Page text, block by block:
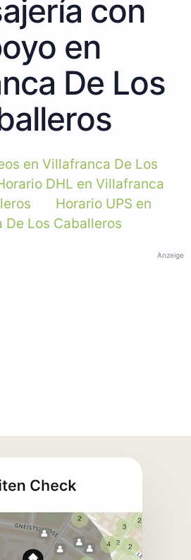
con
en
De Los
en Villafranca De Los
DHL en Villafranca
Horario UPS en
De Los Caballeros
Anzeige